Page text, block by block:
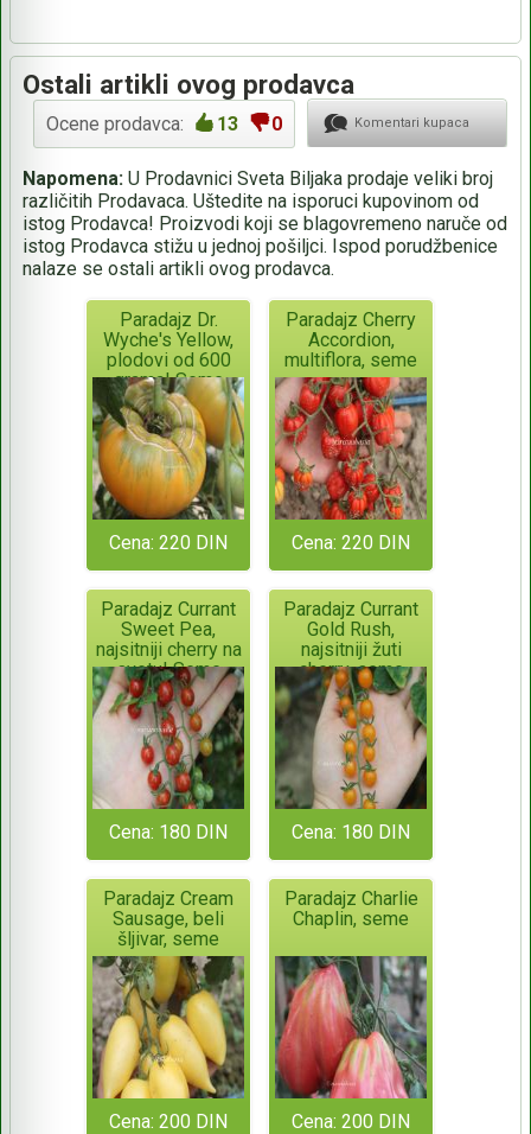
Ostali artikli ovog prodavca
Ocene prodavca: 13 0 Komentari kupaca
Napomena: U Prodavnici Sveta Biljaka prodaje veliki broj
različitih Prodavaca. Uštedite na isporuci kupovinom od
istog Prodavca! Proizvodi koji se blagovremeno naruče od
istog Prodavca stižu u jednoj pošiljci. Ispod porudžbenice
nalaze se ostali artikli ovog prodavca.
Paradajz Dr.
Wyche's Yellow,
plodovi od 600
grama! Seme
Cena: 220 DIN
Paradajz Cherry
Accordion,
multiflora, seme
Cena: 220 DIN
Paradajz Currant
Sweet Pea,
najsitniji cherry na
svetu! Seme
Cena: 180 DIN
Paradajz Currant
Gold Rush,
najsitniji žuti
cherry, seme
Cena: 180 DIN
Paradajz Cream
Sausage, beli
šljivar, seme
Cena: 200 DIN
Paradajz Charlie
Chaplin, seme
Cena: 200 DIN